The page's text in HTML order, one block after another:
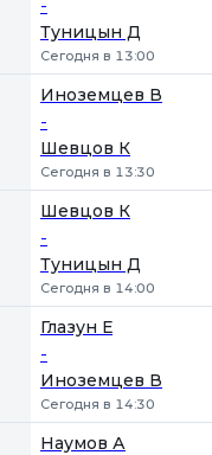
-
Туницын Д
Сегодня в 13:00
Иноземцев В
-
Шевцов К
Сегодня в 13:30
Шевцов К
-
Туницын Д
Сегодня в 14:00
Глазун Е
-
Иноземцев В
Сегодня в 14:30
Наумов А